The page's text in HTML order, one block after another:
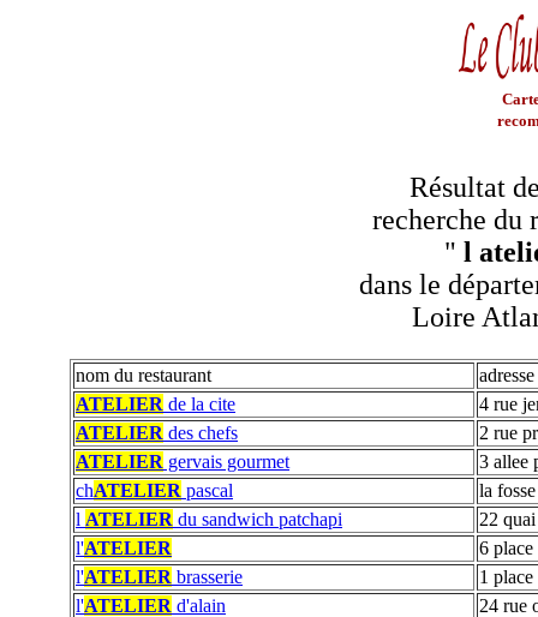
Résultat
recherche du
" l
dans le
Loire
nom du restaurant
adresse
ATELIER de la cite
4 rue
ATELIER des chefs
2 rue
ATELIER gervais gourmet
3 allee
chATELIER pascal
la
l ATELIER du sandwich patchapi
22
l'ATELIER
6 place
l'ATELIER brasserie
1 place
l'ATELIER d'alain
24 rue